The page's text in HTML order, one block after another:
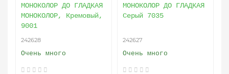
МОНОКОЛОР ДО ГЛАДКАЯ
МОНОКОЛОР, Кремовый,
9001
242628
Очень много
МОНОКОЛОР ДО ГЛАДКАЯ
Серый 7035
242627
Очень много